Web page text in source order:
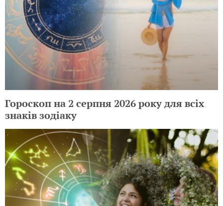
Гороскоп на 2 серпня 2026 року для всіх
знаків зодіаку